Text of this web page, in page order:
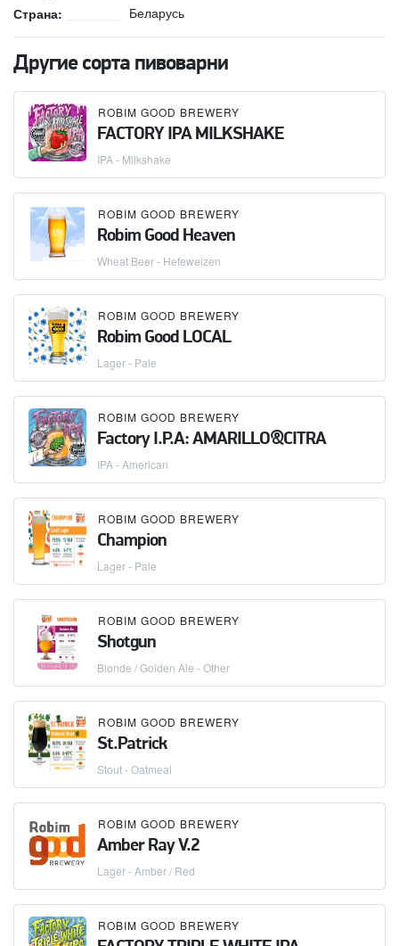
Страна: Беларусь
Другие сорта пивоварни
ROBIM GOOD BREWERY
FACTORY IPA MILKSHAKE
IPA - Milkshake
ROBIM GOOD BREWERY
Robim Good Heaven
Wheat Beer - Hefeweizen
ROBIM GOOD BREWERY
Robim Good LOCAL
Lager - Pale
ROBIM GOOD BREWERY
Factory I.P.A: AMARILLO&CITRA
IPA - American
ROBIM GOOD BREWERY
Champion
Lager - Pale
ROBIM GOOD BREWERY
Shotgun
Blonde / Golden Ale - Other
ROBIM GOOD BREWERY
St.Patrick
Stout - Oatmeal
ROBIM GOOD BREWERY
Amber Ray V.2
Lager - Amber / Red
ROBIM GOOD BREWERY